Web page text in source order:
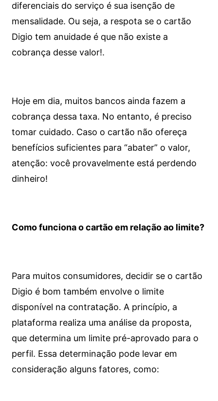
diferenciais do serviço é sua isenção de
mensalidade. Ou seja, a respota se o cartão
Digio tem anuidade é que não existe a
cobrança desse valor!.
Hoje em dia, muitos bancos ainda fazem a
cobrança dessa taxa. No entanto, é preciso
tomar cuidado. Caso o cartão não ofereça
benefícios suficientes para “abater” o valor,
atenção: você provavelmente está perdendo
dinheiro!
Como funciona o cartão em relação ao limite?
Para muitos consumidores, decidir se o cartão
Digio é bom também envolve o limite
disponível na contratação. A princípio, a
plataforma realiza uma análise da proposta,
que determina um limite pré-aprovado para o
perfil. Essa determinação pode levar em
consideração alguns fatores, como: